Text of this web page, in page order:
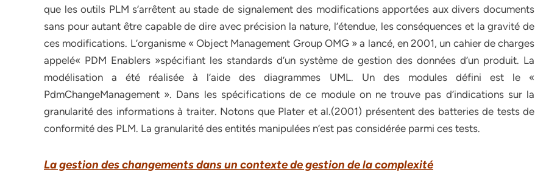
que les outils PLM s’arrêtent au stade de signalement des modifications apportées aux divers documents
sans pour autant être capable de dire avec précision la nature, l’étendue, les conséquences et la gravité de
ces modifications. L’organisme « Object Management Group OMG » a lancé, en 2001, un cahier de charges
appelé« PDM Enablers »spécifiant les standards d’un système de gestion des données d’un produit. La
modélisation a été réalisée à l’aide des diagrammes UML. Un des modules défini est le «
PdmChangeManagement ». Dans les spécifications de ce module on ne trouve pas d’indications sur la
granularité des informations à traiter. Notons que Plater et al.(2001) présentent des batteries de tests de
conformité des PLM. La granularité des entités manipulées n’est pas considérée parmi ces tests.
La gestion des changements dans un contexte de gestion de la complexité